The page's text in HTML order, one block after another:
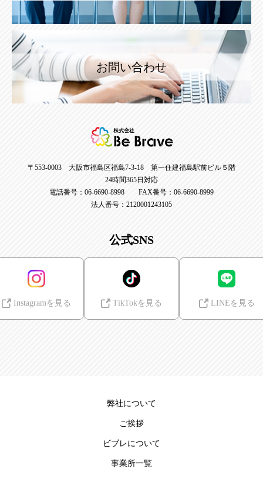
お問い合わせ
〒553-0003 大阪市福島区福島7-3-18 第一住建福島駅前ビル５階
24時間365日対応
電話番号：06-6690-8998 FAX番号：06-6690-8999
法人番号：2120001243105
公式SNS
Instagramを見る TikTokを見る LINEを見る
弊社について
ご挨拶
ビブレについて
事業所一覧